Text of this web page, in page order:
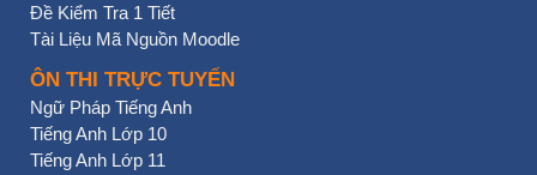
Đề Kiểm Tra 1 Tiết
Tài Liệu Mã Nguồn Moodle
ÔN THI TRỰC TUYẾN
Ngữ Pháp Tiếng Anh
Tiếng Anh Lớp 10
Tiếng Anh Lớp 11